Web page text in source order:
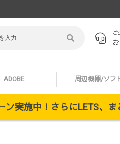
ご
ADOBE 周辺機器/ソフ
ン実施中！さらにLETS、